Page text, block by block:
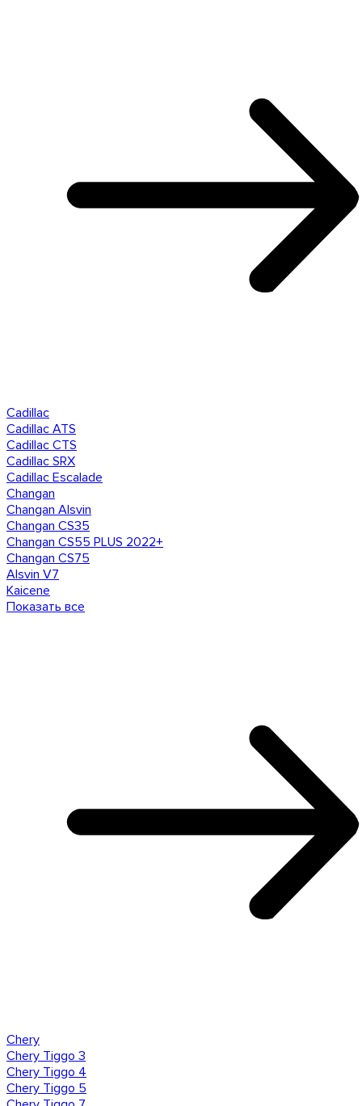
Cadillac
Cadillac ATS
Cadillac CTS
Cadillac SRX
Cadillac Escalade
Changan
Changan Alsvin
Changan CS35
Changan CS55 PLUS 2022+
Changan CS75
Alsvin V7
Kaicene
Показать все
Chery
Chery Tiggo 3
Chery Tiggo 4
Chery Tiggo 5